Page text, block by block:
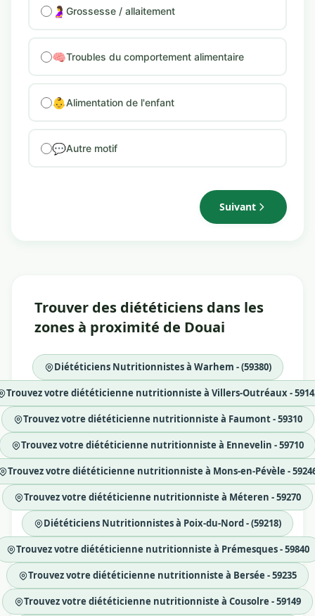
🤰 Grossesse / allaitement
🧠Troubles du comportement alimentaire
👶Alimentation de l'enfant
💬Autre motif
Suivant
Trouver des diététiciens dans les
zones à proximité de Douai
Diététiciens Nutritionnistes à Warhem - (59380)
Trouvez votre diététicienne nutritionniste à Villers-Outréaux -
Trouvez votre diététicienne nutritionniste à Faumont - 59310
Trouvez votre diététicienne nutritionniste à Ennevelin - 59710
Trouvez votre diététicienne nutritionniste à Mons-en-Pévèle -
Trouvez votre diététicienne nutritionniste à Méteren - 59270
Diététiciens Nutritionnistes à Poix-du-Nord - (59218)
Trouvez votre diététicienne nutritionniste à Prémesques - 59840
Trouvez votre diététicienne nutritionniste à Bersée - 59235
Trouvez votre diététicienne nutritionniste à Cousolre - 59149